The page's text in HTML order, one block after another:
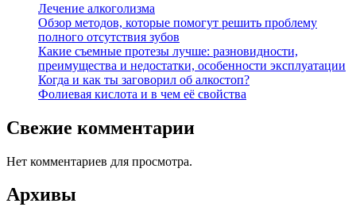
Лечение алкоголизма
Обзор методов, которые помогут решить проблему
полного отсутствия зубов
Какие съемные протезы лучше: разновидности,
преимущества и недостатки, особенности эксплуатации
Когда и как ты заговорил об алкостоп?
Фолиевая кислота и в чем её свойства
Свежие комментарии
Нет комментариев для просмотра.
Архивы